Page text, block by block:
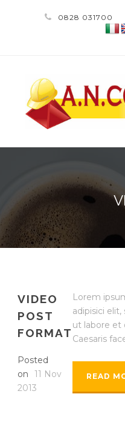
0828 031700
VIDEO
POST
FORMAT
Posted
on
11 Nov
2013
Lorem
adipisici
ut labore et
Caesaris
READ